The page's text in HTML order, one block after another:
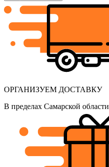
ОРГАНИЗУЕМ ДОСТАВКУ
В пределах Самарской области